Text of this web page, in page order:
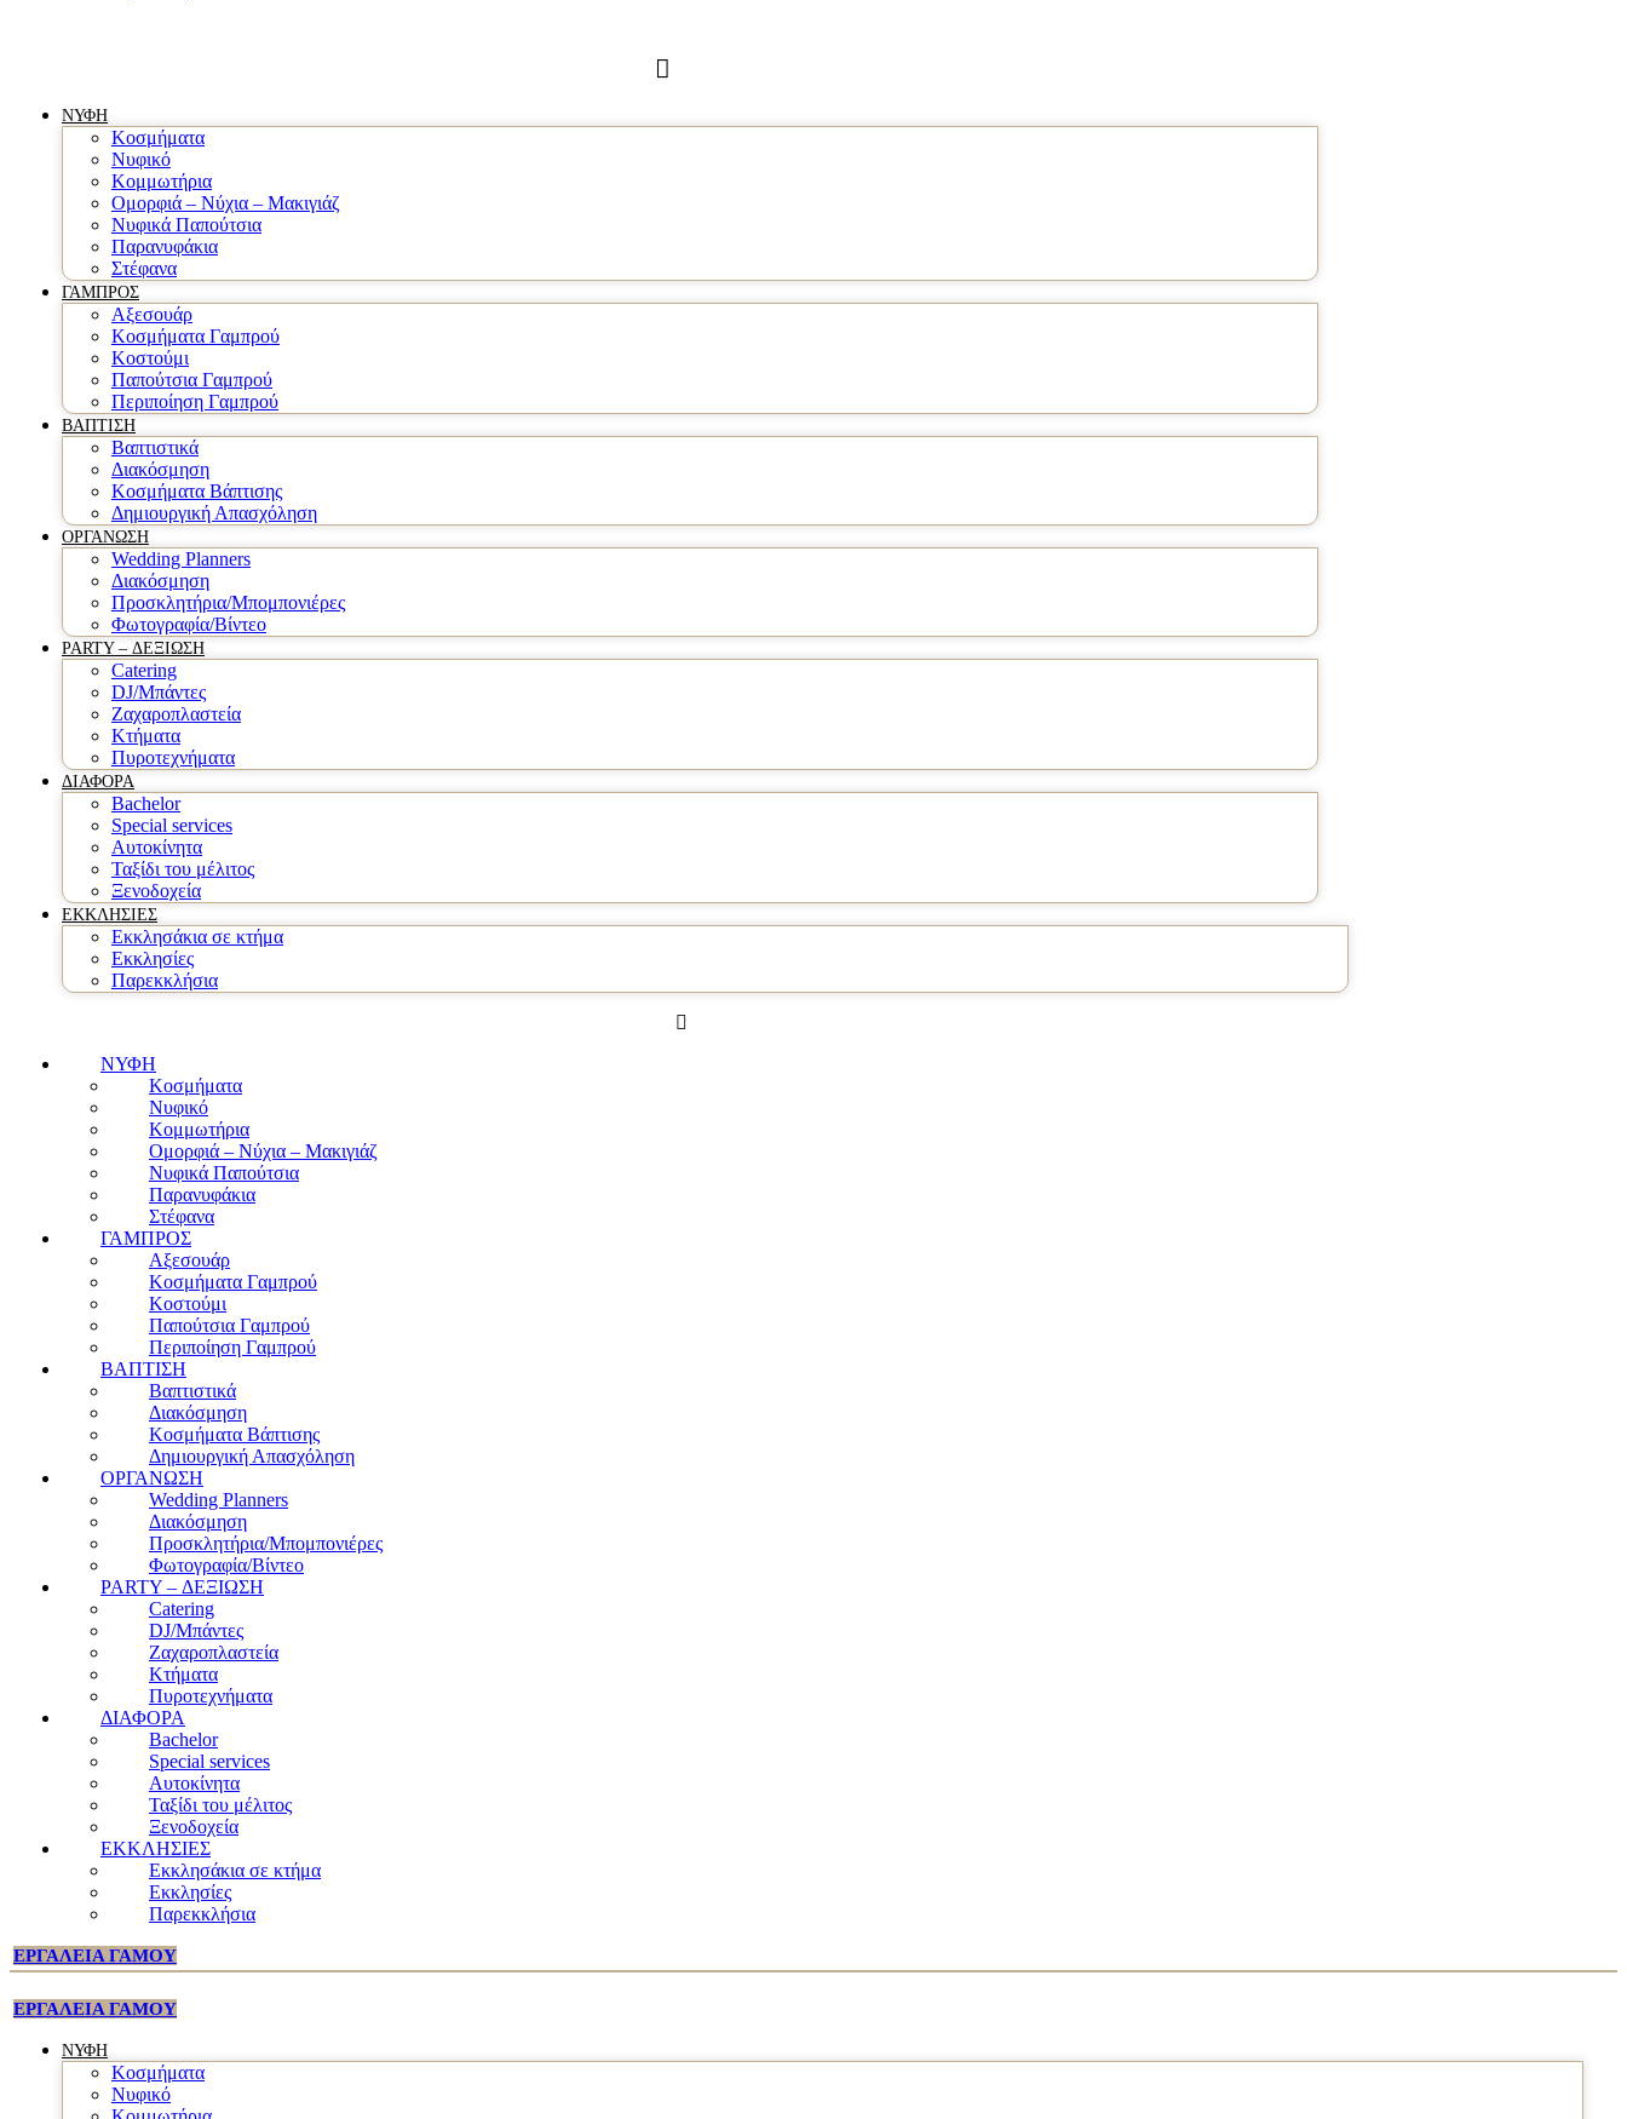
ΝΥΦΗ
Κοσμήματα
Νυφικό
Κομμωτήρια
Ομορφιά – Νύχια – Μακιγιάζ
Νυφικά Παπούτσια
Παρανυφάκια
Στέφανα
ΓΑΜΠΡΟΣ
Αξεσουάρ
Κοσμήματα Γαμπρού
Κοστούμι
Παπούτσια Γαμπρού
Περιποίηση Γαμπρού
ΒΑΠΤΙΣΗ
Βαπτιστικά
Διακόσμηση
Κοσμήματα Βάπτισης
Δημιουργική Απασχόληση
ΟΡΓΑΝΩΣΗ
Wedding Planners
Διακόσμηση
Προσκλητήρια/Μπομπονιέρες
Φωτογραφία/Βίντεο
PARTY – ΔΕΞΙΩΣΗ
Catering
DJ/Μπάντες
Ζαχαροπλαστεία
Κτήματα
Πυροτεχνήματα
ΔΙΑΦΟΡΑ
Bachelor
Special services
Αυτοκίνητα
Ταξίδι του μέλιτος
Ξενοδοχεία
ΕΚΚΛΗΣΙΕΣ
Εκκλησάκια σε κτήμα
Εκκλησίες
Παρεκκλήσια
ΝΥΦΗ
Κοσμήματα
Νυφικό
Κομμωτήρια
Ομορφιά – Νύχια – Μακιγιάζ
Νυφικά Παπούτσια
Παρανυφάκια
Στέφανα
ΓΑΜΠΡΟΣ
Αξεσουάρ
Κοσμήματα Γαμπρού
Κοστούμι
Παπούτσια Γαμπρού
Περιποίηση Γαμπρού
ΒΑΠΤΙΣΗ
Βαπτιστικά
Διακόσμηση
Κοσμήματα Βάπτισης
Δημιουργική Απασχόληση
ΟΡΓΑΝΩΣΗ
Wedding Planners
Διακόσμηση
Προσκλητήρια/Μπομπονιέρες
Φωτογραφία/Βίντεο
PARTY – ΔΕΞΙΩΣΗ
Catering
DJ/Μπάντες
Ζαχαροπλαστεία
Κτήματα
Πυροτεχνήματα
ΔΙΑΦΟΡΑ
Bachelor
Special services
Αυτοκίνητα
Ταξίδι του μέλιτος
Ξενοδοχεία
ΕΚΚΛΗΣΙΕΣ
Εκκλησάκια σε κτήμα
Εκκλησίες
Παρεκκλήσια
ΕΡΓΑΛΕΙΑ ΓΑΜΟΥ
ΕΡΓΑΛΕΙΑ ΓΑΜΟΥ
ΝΥΦΗ
Κοσμήματα
Νυφικό